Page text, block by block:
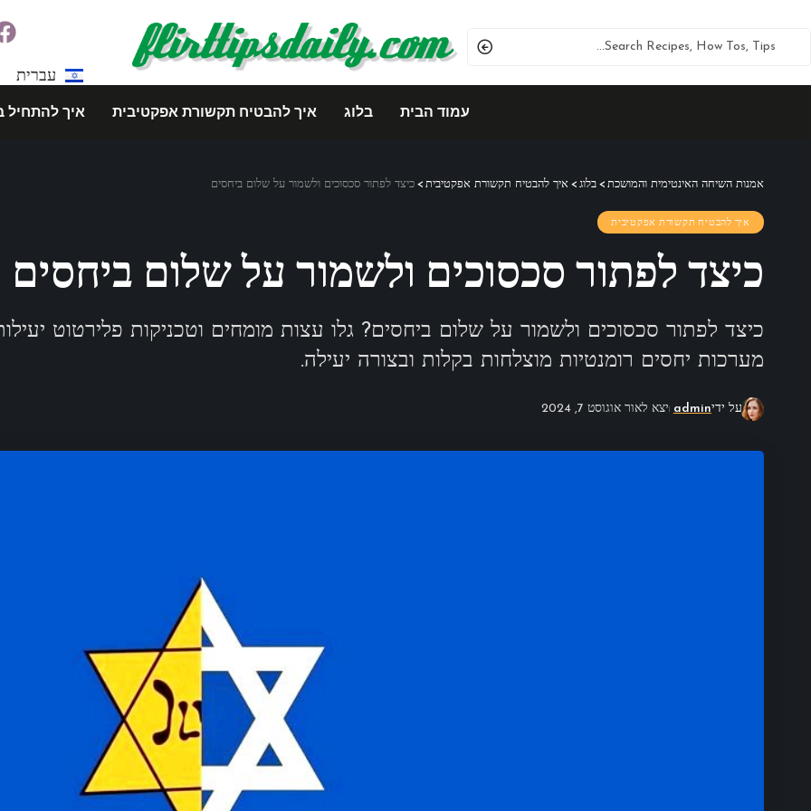
עברית
עמוד הבית בלוג איך להבטיח תקשורת אפקטיבית איך להתחיל
אמנות השיחה האינטימית והמושכת > בלוג > איך להבטיח תקשורת אפקטיבית > כיצד לפתור סכסוכים ולשמור על שלום ביחסים
איך להבטיח תקשורת אפקטיבית
כיצד לפתור סכסוכים ולשמור על שלום ביחסים
כיצד לפתור סכסוכים ולשמור על שלום ביחסים? גלו עצות מומחים וטכניקות פלירטוט
מערכות יחסים רומנטיות מוצלחות בקלות ובצורה יעילה.
על ידיadmin יצא לאור אוגוסט 7, 2024